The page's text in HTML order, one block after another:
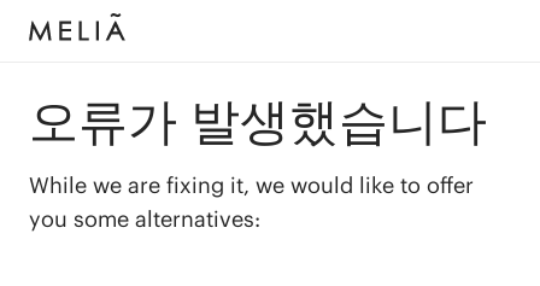
오류가 발생했습니다
While we are fixing it, we would like to offer
you some alternatives: